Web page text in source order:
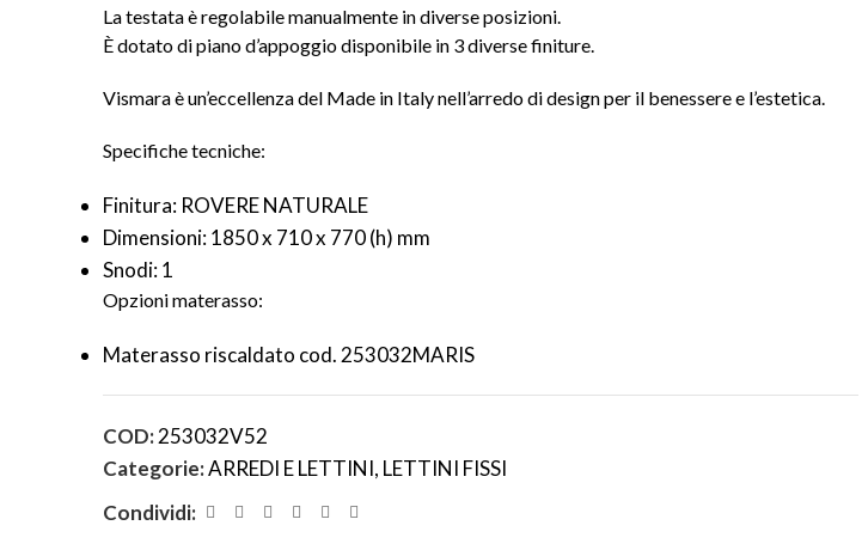
La testata è regolabile manualmente in diverse posizioni.
È dotato di piano d’appoggio disponibile in 3 diverse finiture.
Vismara è un’eccellenza del Made in Italy nell’arredo di design per il benessere e l’estetica.
Specifiche tecniche:
Finitura: ROVERE NATURALE
Dimensioni: 1850 x 710 x 770 (h) mm
Snodi: 1
Opzioni materasso:
Materasso riscaldato cod. 253032MARIS
COD:253032V52
Categorie:ARREDI E LETTINI, LETTINI FISSI
Condividi: